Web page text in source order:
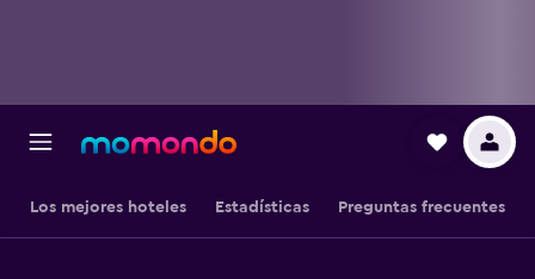
Los mejores hoteles Estadísticas Preguntas frecuentes